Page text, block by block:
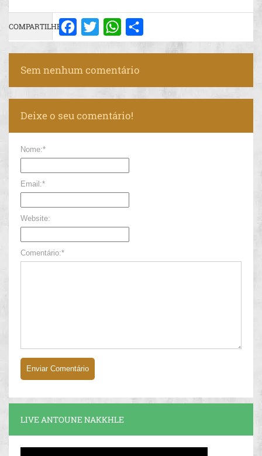
COMPARTILHE: Facebook
Twitter WhatsApp
Sem nenhum comentário
Deixe o seu comentário!
Nome:*
Email:*
Website:
Comentário:*
LIVE ANTOUNE NAKKHLE